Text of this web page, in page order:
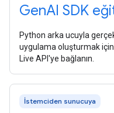
GenAI SDK
Python arka ucuyla
uygulama oluşturmak için
Live API'ye bağlanın.
İstemciden sunucuya